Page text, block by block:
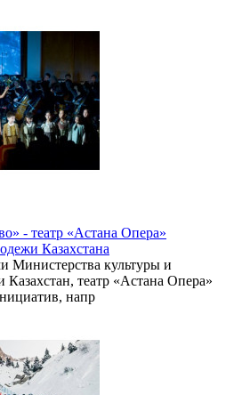
- театр «Астана Опера»
Казахстана
Министерства культуры и
театр «Астана Опера»
напр